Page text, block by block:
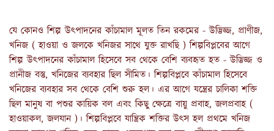
যে কোনও শিল্প উৎপাদনের কাঁচামাল মূলত তিন রকমের - উদ্ভিজ্জ, প্রাণীজ,
খনিজ ( হাওয়া ও জলকে খনিজর সাথে যুক্ত রাখছি ) শিল্পবিপ্লবের আগে
শিল্প উৎপাদনের কাঁচামাল হিসেবে সব থেকে বেশি ব্যবহৃত হত - উদ্ভিজ্জ ও
প্রানীজ বস্তু, খনিজের ব্যবহার ছিল সীমিত। শিল্পবিপ্লবে কাঁচামাল হিসেবে
খনিজের ব্যবহার সব থেকে বেশি শুরু হল। এর আগে যন্ত্রের চালিকা শক্তি
ছিল মানুষ বা পশুর কায়িক বল এবং কিছু ক্ষেত্রে বায়ু প্রবাহ, জলপ্রবাহ (
হাওয়াকল, জলযান )। শিল্পবিপ্লবে যান্ত্রিক শক্তির উৎস হল প্রথমে খনিজ